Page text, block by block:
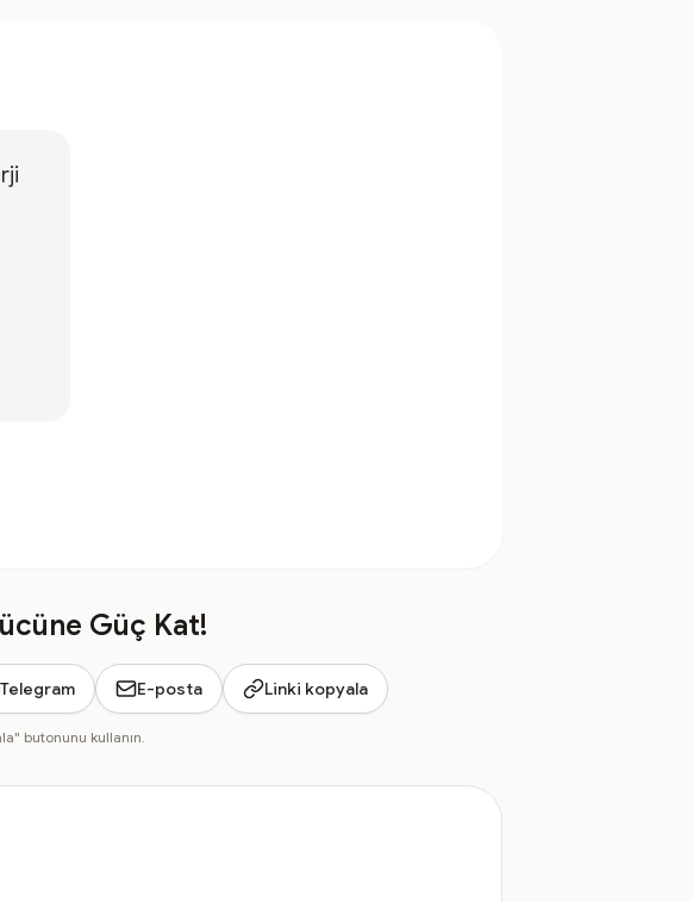
Güç Kat!
Telegram E-posta Linki kopyala
butonunu kullanın.